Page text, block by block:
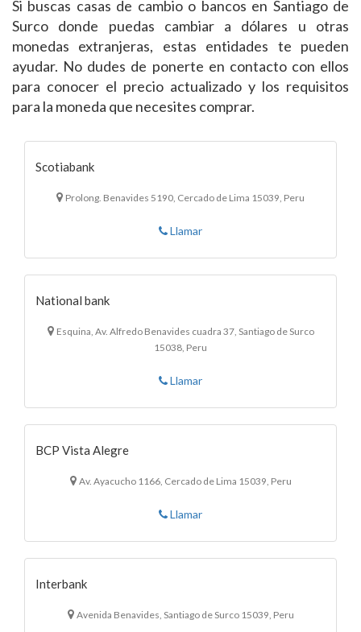
Si buscas casas de cambio o bancos en Santiago de
Surco donde puedas cambiar a dólares u otras
monedas extranjeras, estas entidades te pueden
ayudar. No dudes de ponerte en contacto con ellos
para conocer el precio actualizado y los requisitos
para la moneda que necesites comprar.
Scotiabank
Prolong. Benavides 5190, Cercado de Lima 15039, Peru
Llamar
National bank
Esquina, Av. Alfredo Benavides cuadra 37, Santiago de Surco
15038, Peru
Llamar
BCP Vista Alegre
Av. Ayacucho 1166, Cercado de Lima 15039, Peru
Llamar
Interbank
Avenida Benavides, Santiago de Surco 15039, Peru